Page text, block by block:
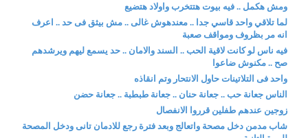
ومش هكمل .. فيه بيوت هتتخرب واولاد هتضيع
لما تلاقي واحد قاسي جدا .. معندهوش غالى .. مش بيثق فى حد .. اعرف
انه مر بظروف ومواقف صعبة
فيه ناس لو كانت لاقية الحب .. السند والامان .. حد يسمع ليهم ويرشدهم
صح .. مكنوش ضاعوا
واحد فى التلاتينات حاول الانتحار وتم انقاذه
الناس جعانة حب .. جعانة حنان .. جعانة طبطبة .. جعانة حضن
زوجين عندهم طفلين قرروا الانفصال
شاب مدمن دخل مصحة واتعالج وبعد فترة رجع للادمان تانى ودخل المصحة